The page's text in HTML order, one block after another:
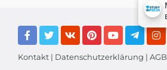
Kontakt | Datenschutzerklärung | AGB